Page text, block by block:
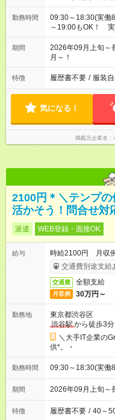
勤務時間
09:30～18:30(実
～19:00もOK！ 実
期間
2026年09月上旬
月～！
特徴 履歴書不要 / 服装
気になる！
掲載元企業名
2100円＊＼テンプ
活かそう！問合せ対
派遣 WEB登録・面接OK
給与
時給2100円 月収
交通費別途支給
交通費 全額支給
月収例 30万円～
勤務地
東京都渋谷区
渋谷駅から徒歩3分
＼大手IT企業の
供*。・
勤務時間 09:30～18:30(実
期間 2026年09月上旬
特徴 履歴書不要 / 40～